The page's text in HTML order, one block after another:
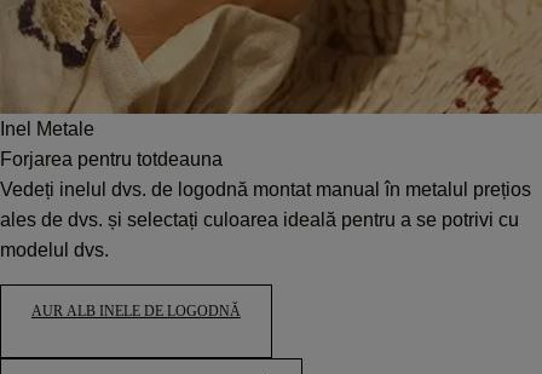
Inel Metale
Forjarea pentru totdeauna
Vedeți inelul dvs. de logodnă montat manual în metalul prețios
ales de dvs. și selectați culoarea ideală pentru a se potrivi cu
modelul dvs.
AUR ALB INELE DE LOGODNĂ